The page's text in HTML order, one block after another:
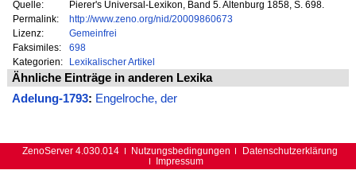
Quelle:
Pierer's Universal-Lexikon, Band 5. Altenburg 1858, S. 698.
Permalink:
http://www.zeno.org/nid/20009860673
Lizenz:
Gemeinfrei
Faksimiles:
698
Kategorien:
Lexikalischer Artikel
Ähnliche Einträge in anderen Lexika
Adelung-1793: Engelroche, der
ZenoServer 4.030.014 Nutzungsbedingungen
Datenschutzerklärung
Impressum